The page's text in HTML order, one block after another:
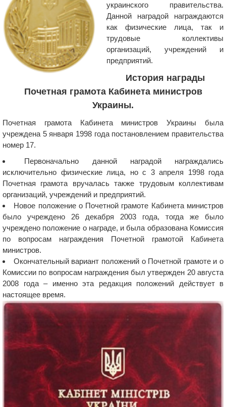
украинского правительства.
Данной наградой награждаются
как физические лица, так и
трудовые коллективы
организаций, учреждений и
предприятий.
История награды
Почетная грамота Кабинета министров
Украины.
Почетная грамота Кабинета министров Украины была
учреждена 5 января 1998 года постановлением правительства
номер 17.
Первоначально данной наградой награждались
исключительно физические лица, но с 3 апреля 1998 года
Почетная грамота вручалась также трудовым коллективам
организаций, учреждений и предприятий.
Новое положение о Почетной грамоте Кабинета министров
было учреждено 26 декабря 2003 года, тогда же было
учреждено положение о награде, и была образована Комиссия
по вопросам награждения Почетной грамотой Кабинета
министров.
Окончательный вариант положений о Почетной грамоте и о
Комиссии по вопросам награждения был утвержден 20 августа
2008 года – именно эта редакция положений действует в
настоящее время.